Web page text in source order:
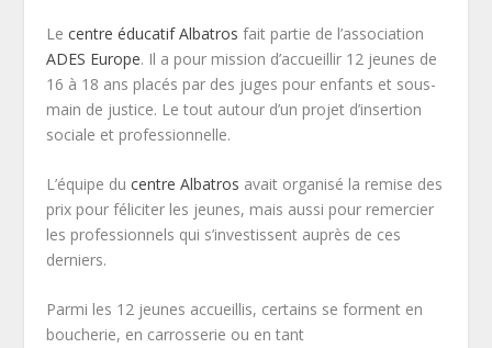
Lecentre éducatif Albatros fait partie de l’association
ADES Europe. Il a pour mission d’accueillir 12 jeunes de
16 à 18 ans placés par des juges pour enfants et sous-
main de justice. Le tout autour d’un projet d’insertion
sociale et professionnelle.
L’équipe ducentre Albatros avait organisé la remise des
prix pour féliciter les jeunes, mais aussi pour remercier
les professionnels qui s’investissent auprès de ces
derniers.
Parmi les 12 jeunes accueillis, certains se forment en
boucherie, en carrosserie ou en tant